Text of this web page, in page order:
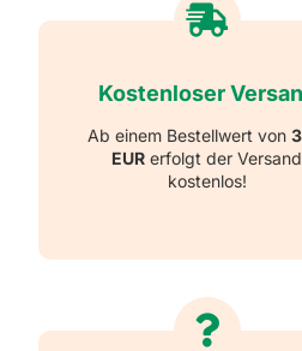
Kostenloser
Ab einem Bestellwert von
EUR erfolgt der Versand
kostenlos!